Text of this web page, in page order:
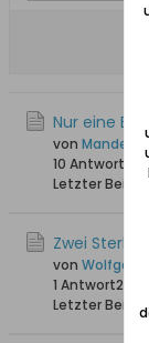
Nur eine
von Mandey
10 Antworten
Letzter
Zwei
von Wolfgang
1 Antwort
Letzter Beitrag